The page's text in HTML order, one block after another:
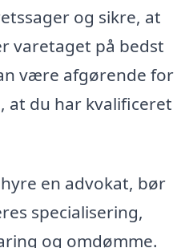
og sikre, at
varetaget på bedst
være afgørende for
at du har kvalificeret
en advokat, bør
specialisering,
og omdømme.